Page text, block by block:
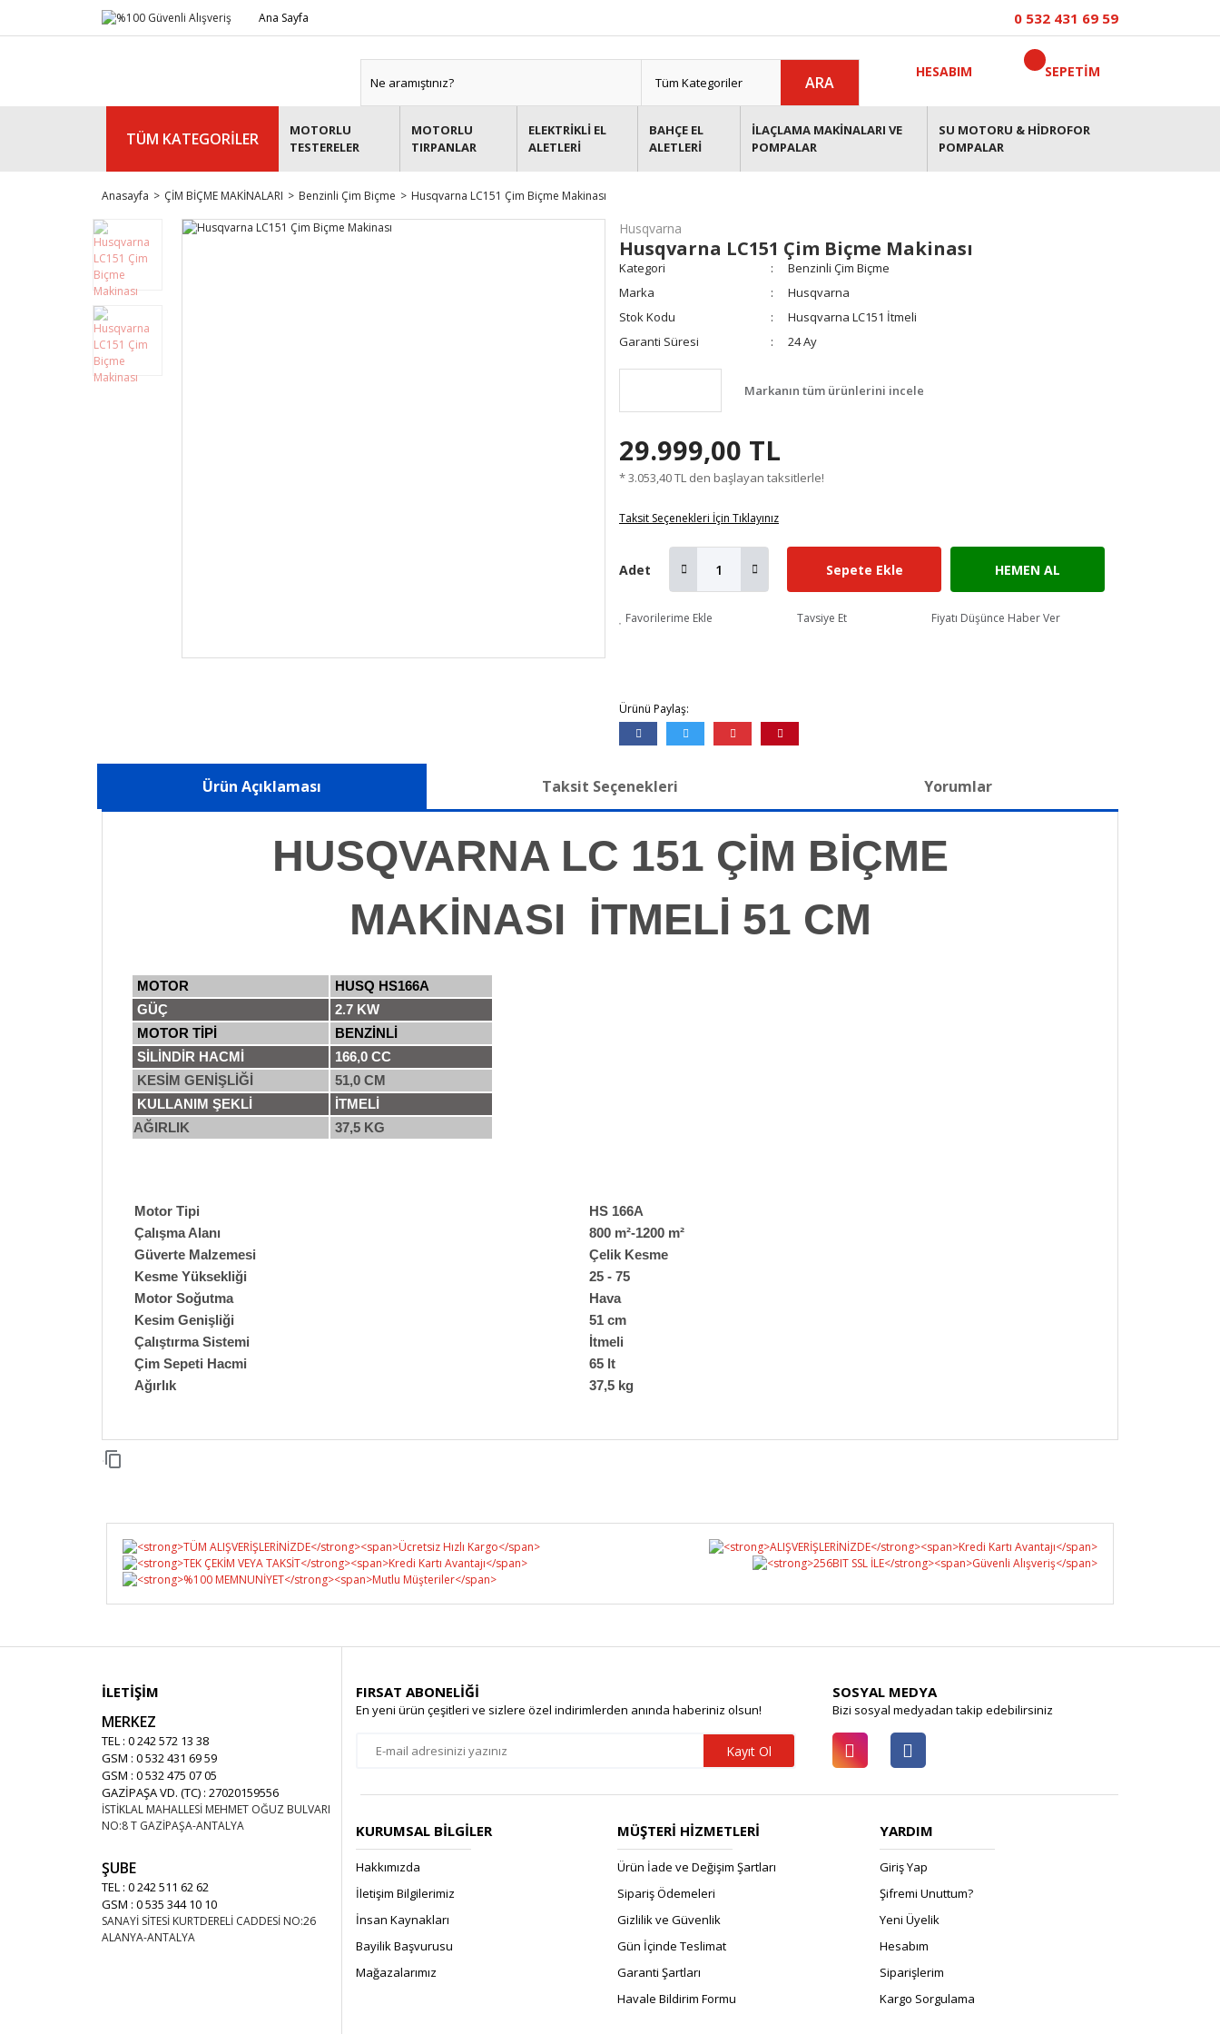
Ana Sayfa 0 532 431 69 59
ARA
HESABIM SEPETİM
TÜM KATEGORİLER
MOTORLU
TESTERELER
MOTORLU
TIRPANLAR
ELEKTRİKLİ EL
ALETLERİ
BAHÇE EL
ALETLERİ
İLAÇLAMA MAKİNALARI VE
POMPALAR
SU MOTORU & HİDROFOR
POMPALAR
Anasayfa ÇİM BİÇME MAKİNALARI Benzinli Çim Biçme Husqvarna LC151 Çim Biçme Makinası
Husqvarna
Husqvarna LC151 Çim Biçme Makinası
Kategori
Benzinli Çim Biçme
Marka
Husqvarna
Stok Kodu
Husqvarna LC151 İtmeli
Garanti Süresi
24 Ay
Markanın tüm ürünlerini incele
29.999,00 TL
* 3.053,40 TL den başlayan taksitlerle!
Taksit Seçenekleri İçin Tıklayınız
Adet Sepete Ekle HEMEN AL
Favorilerime Ekle Tavsiye Et Fiyatı Düşünce Haber Ver
Ürünü Paylaş:
Ürün Açıklaması Taksit Seçenekleri Yorumlar
HUSQVARNA LC 151 ÇİM BİÇME
MAKİNASI İTMELİ 51 CM
MOTOR
HUSQ HS166A
GÜÇ
2.7 KW
MOTOR TİPİ
BENZİNLİ
SİLİNDİR HACMİ
166,0 CC
KESİM GENİŞLİĞİ
51,0 CM
KULLANIM ŞEKLİ
İTMELİ
AĞIRLIK
37,5 KG
Motor Tipi
HS 166A
Çalışma Alanı
800 m²-1200 m²
Güverte Malzemesi
Çelik Kesme
Kesme Yüksekliği
25 - 75
Motor Soğutma
Hava
Kesim Genişliği
51 cm
Çalıştırma Sistemi
İtmeli
Çim Sepeti Hacmi
65 lt
Ağırlık
37,5 kg
İLETİŞİM
MERKEZ
TEL : 0 242 572 13 38
GSM : 0 532 431 69 59
GSM : 0 532 475 07 05
GAZİPAŞA VD. (TC) : 27020159556
İSTİKLAL MAHALLESİ MEHMET OĞUZ BULVARI
NO:8 T GAZİPAŞA-ANTALYA
ŞUBE
TEL : 0 242 511 62 62
GSM : 0 535 344 10 10
SANAYİ SİTESİ KURTDERELİ CADDESİ NO:26
ALANYA-ANTALYA
FIRSAT ABONELİĞİ
En yeni ürün çeşitleri ve sizlere özel indirimlerden anında haberiniz olsun!
Kayıt Ol
SOSYAL MEDYA
Bizi sosyal medyadan takip edebilirsiniz
KURUMSAL BİLGİLER
Hakkımızda
İletişim Bilgilerimiz
İnsan Kaynakları
Bayilik Başvurusu
Mağazalarımız
MÜŞTERİ HİZMETLERİ
Ürün İade ve Değişim Şartları
Sipariş Ödemeleri
Gizlilik ve Güvenlik
Gün İçinde Teslimat
Garanti Şartları
Havale Bildirim Formu
YARDIM
Giriş Yap
Şifremi Unuttum?
Yeni Üyelik
Hesabım
Siparişlerim
Kargo Sorgulama